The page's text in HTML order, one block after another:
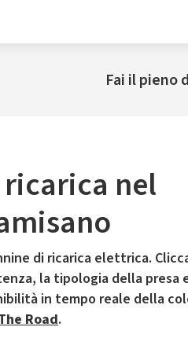
Fai il pieno
nel
di ricarica elettrica.
la tipologia della presa
in tempo reale della
Road.